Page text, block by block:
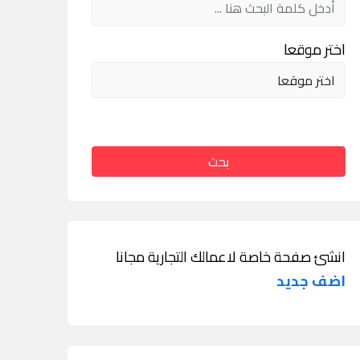
اختر موقعا
بحث
انشئ صفحة خاصة لاعمالك التجارية مجانا
اضف جديد